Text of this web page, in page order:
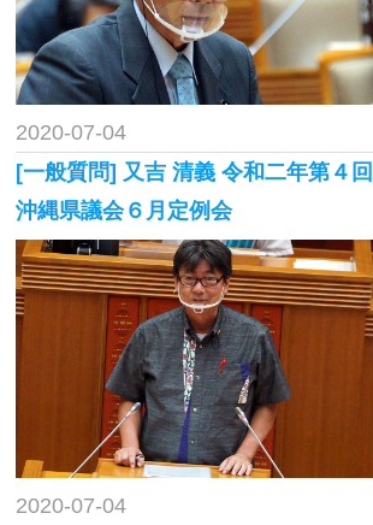
2020-07-04
[一般質問] 又吉 清義 令和二年第４回
沖縄県議会６月定例会
2020-07-04